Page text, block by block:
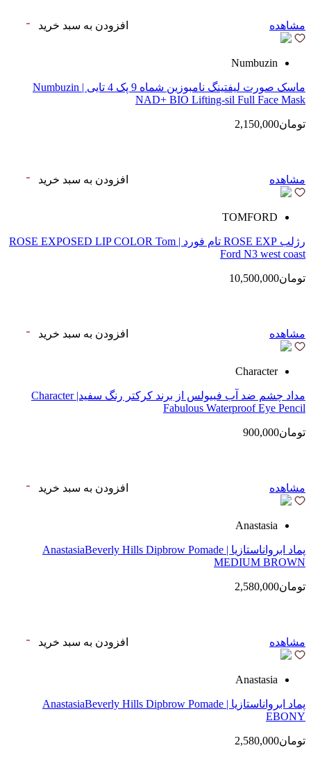
مشاهده افزودن به سبد خرید
Numbuzin
ماسک صورت لیفتینگ نامبوزین شماه 9 پک 4 تایی | Numbuzin
NAD+ BIO Lifting-sil Full Face Mask
تومان2,150,000
مشاهده افزودن به سبد خرید
TOMFORD
رژلب ROSE EXP تام فورد | ROSE EXPOSED LIP COLOR Tom
Ford N3 west coast
تومان10,500,000
مشاهده افزودن به سبد خرید
Character
مداد چشم ضد آب فبیولس از برند کرکتر رنگ سفید| Character
Fabulous Waterproof Eye Pencil
تومان900,000
مشاهده افزودن به سبد خرید
Anastasia
پماد ابرواناستازیا | AnastasiaBeverly Hills Dipbrow Pomade
MEDIUM BROWN
تومان2,580,000
مشاهده افزودن به سبد خرید
Anastasia
پماد ابرواناستازیا | AnastasiaBeverly Hills Dipbrow Pomade
EBONY
تومان2,580,000